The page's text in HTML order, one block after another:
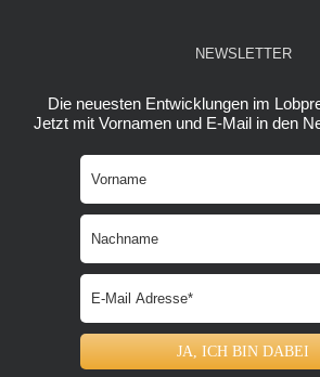
NEWSLETTER
Die neuesten Entwicklungen im
Jetzt mit Vornamen und E-Mail in den